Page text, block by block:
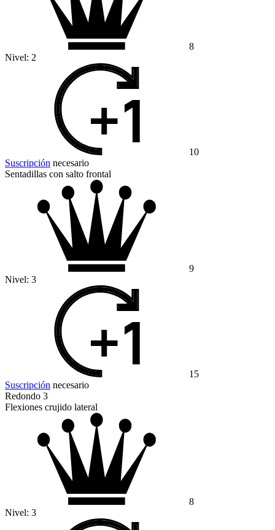
8
Nivel: 2
10
Suscripción necesario
Sentadillas con salto frontal
9
Nivel: 3
15
Suscripción necesario
Redondo 3
Flexiones crujido lateral
8
Nivel: 3